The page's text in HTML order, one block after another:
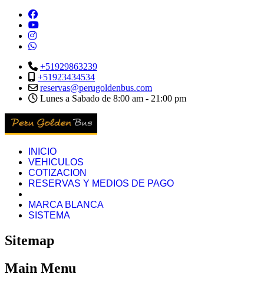
+51929863239
+51923434534
reservas@perugoldenbus.com
Lunes a Sabado de 8:00 am - 21:00 pm
INICIO
VEHICULOS
COTIZACION
RESERVAS Y MEDIOS DE PAGO
MARCA BLANCA
SISTEMA
Sitemap
Main Menu